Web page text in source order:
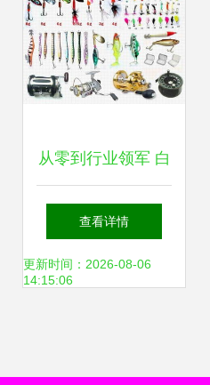
从零到行业领军 白
手起家的电商渔具
销售传奇
查看详情
更新时间：2026-08-06
14:15:06